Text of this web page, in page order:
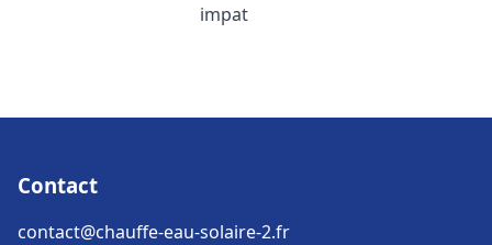
impat
Contact
contact@chauffe-eau-solaire-2.fr